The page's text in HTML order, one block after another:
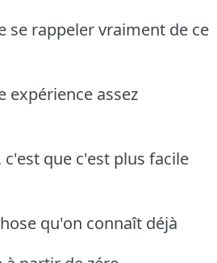
se rappeler vraiment de ce
expérience assez
c'est que c'est plus facile
qu'on connaît déjà